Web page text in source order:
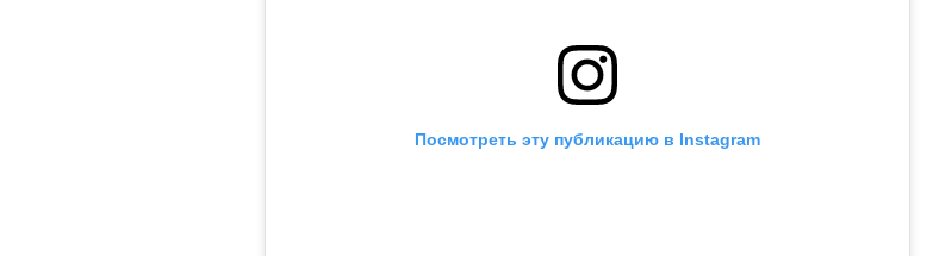
Посмотреть эту публикацию в Instagram